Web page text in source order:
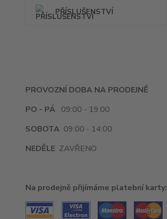
PŘÍSLUŠENSTVÍ
PROVOZNÍ DOBA NA PRODEJNĚ
PO - PÁ 09:00 - 19:00
SOBOTA 09:00 - 14:00
NEDĚLE ZAVŘENO
Na prodejně přijímáme platební karty: